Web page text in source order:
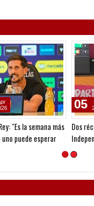
"Es la semana más
uno puede esperar
Dos
05